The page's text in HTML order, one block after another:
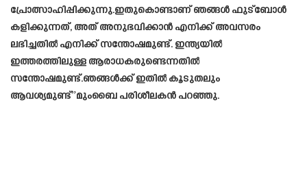
പ്രോത്സാഹിപ്പിക്കുന്നു.ഇതുകൊണ്ടാണ് ഞങ്ങൾ ഫുട്ബോൾ
കളിക്കുന്നത്, അത് അനുഭവിക്കാൻ എനിക്ക് അവസരം
ലഭിച്ചതിൽ എനിക്ക് സന്തോഷമുണ്ട്. ഇന്ത്യയിൽ
ഇത്തരത്തിലുള്ള ആരാധകരുണ്ടെന്നതിൽ
സന്തോഷമുണ്ട്.ഞങ്ങൾക്ക് ഇതിൽ കൂടുതലും
ആവശ്യമുണ്ട്”മുംബൈ പരിശീലകൻ പറഞ്ഞു.